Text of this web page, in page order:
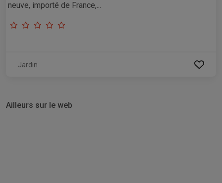
neuve, importé de France,...
Jardin
Ailleurs sur le web